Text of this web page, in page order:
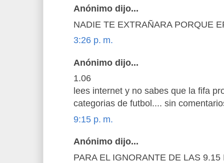
Anónimo dijo...
NADIE TE EXTRAÑARA PORQUE
3:26 p. m.
Anónimo dijo...
1.06
lees internet y no sabes que la fifa
categorias de futbol.... sin
9:15 p. m.
Anónimo dijo...
PARA EL IGNORANTE DE LAS